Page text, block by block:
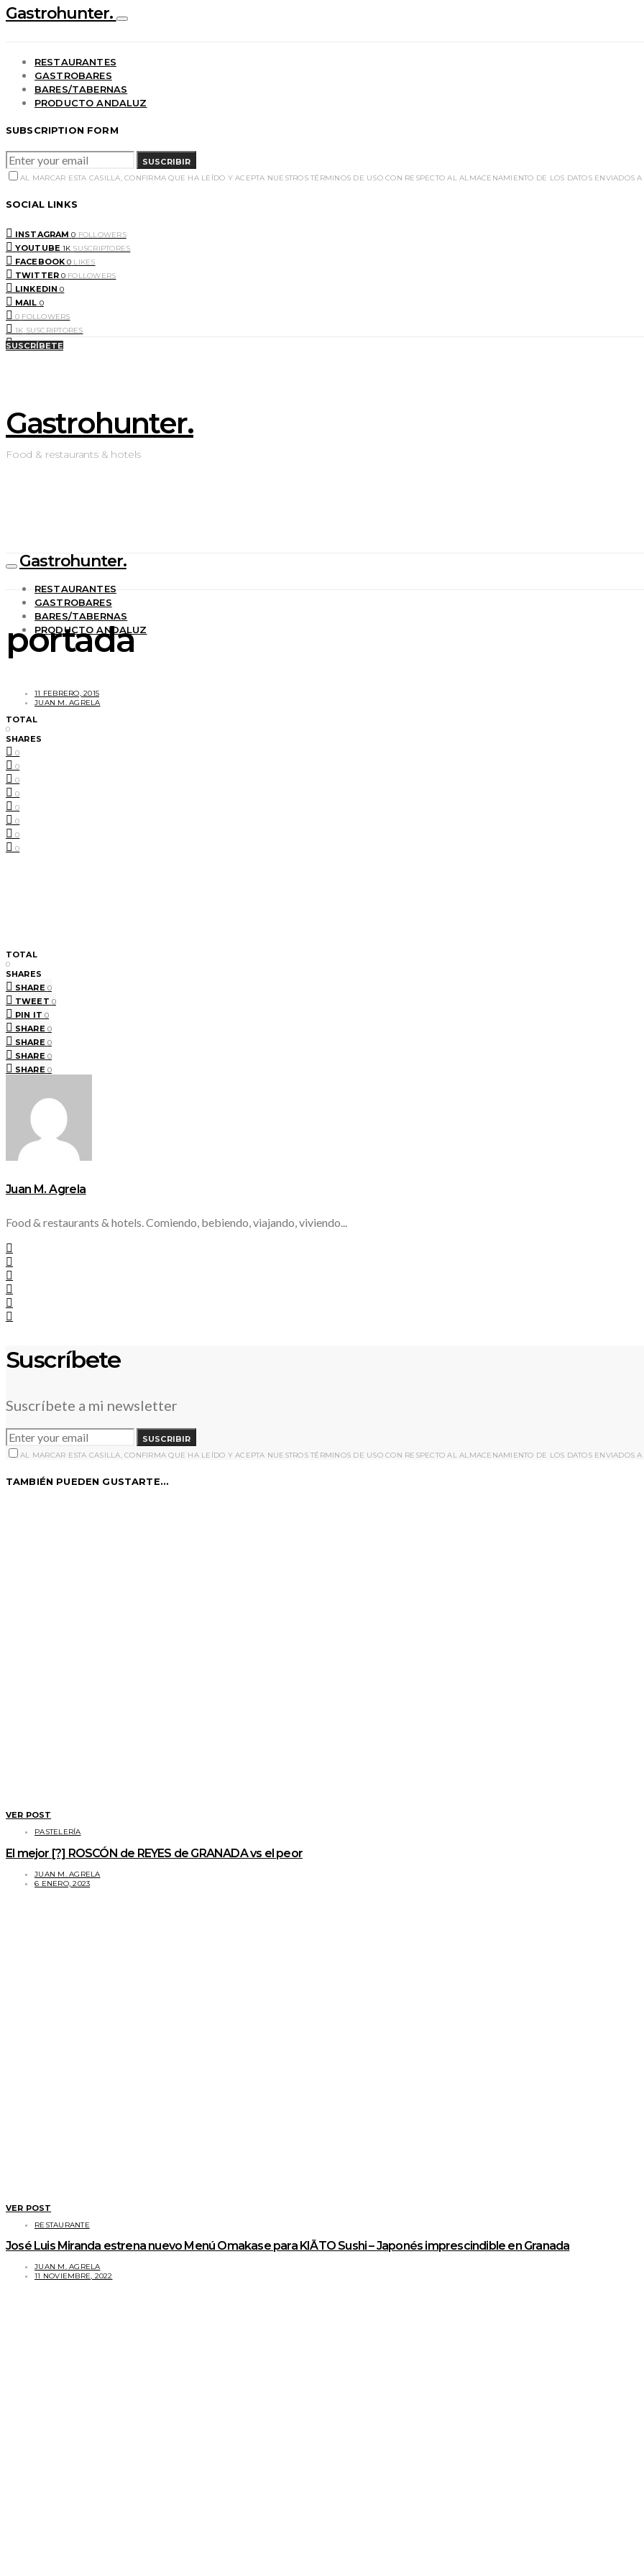
Gastrohunter.
RESTAURANTES
GASTROBARES
BARES/TABERNAS
PRODUCTO ANDALUZ
SUBSCRIPTION FORM
SUSCRIBIR
AL MARCAR ESTA CASILLA, CONFIRMA QUE HA LEÍDO Y ACEPTA NUESTROS TÉRMINOS DE USO CON RESPECTO AL ALMACENAMIENTO DE LOS DATOS ENVIADOS
SOCIAL LINKS
INSTAGRAM 0 FOLLOWERS
YOUTUBE 1K SUSCRIPTORES
FACEBOOK 0 LIKES
TWITTER 0 FOLLOWERS
LINKEDIN 0
MAIL 0
0 FOLLOWERS
1K SUSCRIPTORES
0 LIKES
SUSCRÍBETE
Gastrohunter.
Food & restaurants & hotels
Gastrohunter.
RESTAURANTES
GASTROBARES
BARES/TABERNAS
PRODUCTO ANDALUZ
portada
11 FEBRERO, 2015
JUAN M. AGRELA
TOTAL
0
SHARES
0
0
0
0
0
0
0
0
TOTAL
0
SHARES
SHARE 0
TWEET 0
PIN IT 0
SHARE 0
SHARE 0
SHARE 0
SHARE 0
Juan M. Agrela
Food & restaurants & hotels. Comiendo, bebiendo, viajando, viviendo...
Suscríbete
Suscríbete a mi newsletter
SUSCRIBIR
AL MARCAR ESTA CASILLA, CONFIRMA QUE HA LEÍDO Y ACEPTA NUESTROS TÉRMINOS DE USO CON RESPECTO AL ALMACENAMIENTO DE LOS DATOS ENVIADOS
TAMBIÉN PUEDEN GUSTARTE...
VER POST
PASTELERÍA
El mejor [?] ROSCÓN de REYES de GRANADA vs el peor
JUAN M. AGRELA
6 ENERO, 2023
VER POST
RESTAURANTE
José Luis Miranda estrena nuevo Menú Omakase para KIĀTO Sushi – Japonés imprescindible en Granada
JUAN M. AGRELA
11 NOVIEMBRE, 2022